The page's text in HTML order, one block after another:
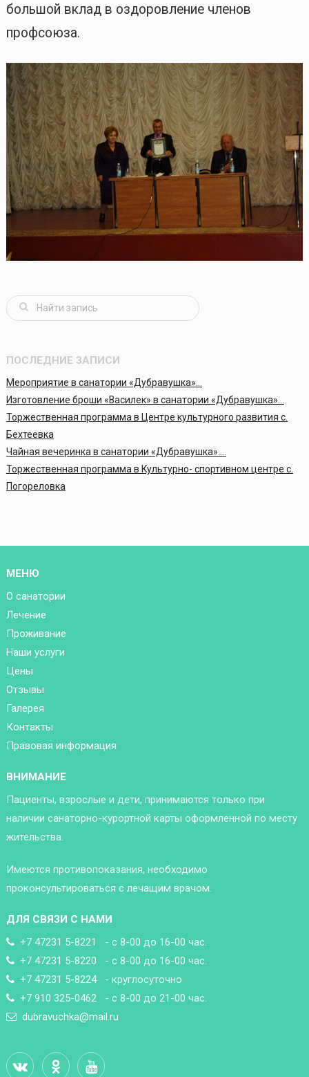
большой вклад в оздоровление членов
профсоюза.
ПОСЛЕДНИЕ ЗАПИСИ
Мероприятие в санатории «Дубравушка»…
Изготовление броши «Василек» в санатории «Дубравушка»…
Торжественная программа в Центре культурного развития с.
Бехтеевка
Чайная вечеринка в санатории «Дубравушка»….
Торжественная программа в Культурно- спортивном центре с.
Погореловка
МЕНЮ
О санатории
Лечение
Проживание
Наши услуги
Цены
Отзывы
Галерея
Контакты
Правовая информация
ВНИМАНИЕ
Пациенты, взрослые и дети, принимаются только при
наличии санаторно-курортной карты оформленной по месту
жительства.
Имеются противопоказания, необходимо
проконсультироваться с лечащим врачом.
ДЛЯ СВЯЗИ С НАМИ
+7 47231 5-8221 - с 8-00 до 16-00 час.
+7 47231 5-8220 - с 8-00 до 16-00 час.
+7 47231 5-8224 - круглосуточно
+7 910 325-0462 - с 8-00 до 21-00 час.
dubravuchka@mail.ru